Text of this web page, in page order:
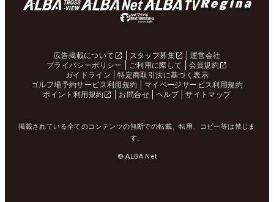
広告掲載について スタッフ募集
運営会社
プライバシーポリシー
ご利用に際して
会員規約
ガイドライン
特定商取引法に基づく表示
ゴルフ場予約サービス利用規約
マイページサービス利用規約
ポイント利用規約
お問合せ ヘルプ サイトマップ
掲載されている全てのコンテンツの無断での転載、転用、コピー等は禁じま
す。
© ALBA Net